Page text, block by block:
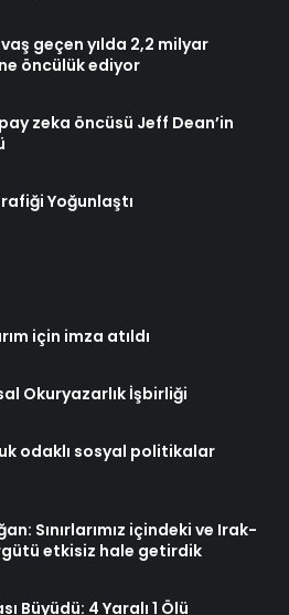
geçen yılda 2,2 milyar
öncülük ediyor
zeka öncüsü Jeff Dean’in
Yoğunlaştı
için imza atıldı
Okuryazarlık İşbirliği
odaklı sosyal politikalar
Sınırlarımız içindeki ve Irak-
etkisiz hale getirdik
Büyüdü: 4 Yaralı 1 Ölü